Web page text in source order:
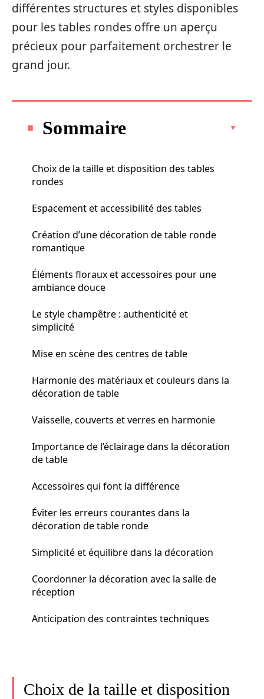
différentes structures et styles disponibles
pour les tables rondes offre un aperçu
précieux pour parfaitement orchestrer le
grand jour.
Sommaire
Choix de la taille et disposition des tables
rondes
Espacement et accessibilité des tables
Création d’une décoration de table ronde
romantique
Éléments floraux et accessoires pour une
ambiance douce
Le style champêtre : authenticité et
simplicité
Mise en scène des centres de table
Harmonie des matériaux et couleurs dans la
décoration de table
Vaisselle, couverts et verres en harmonie
Importance de l’éclairage dans la décoration
de table
Accessoires qui font la différence
Éviter les erreurs courantes dans la
décoration de table ronde
Simplicité et équilibre dans la décoration
Coordonner la décoration avec la salle de
réception
Anticipation des contraintes techniques
Choix de la taille et disposition